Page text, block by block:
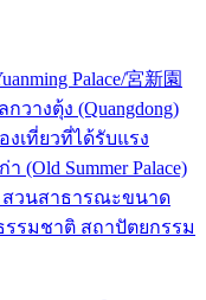
Palace/宮新園
วางตุ้ง (Quangdong)
เที่ยวที่ได้รับแรง
(Old Summer Palace)
สวนสาธารณะขนาด
รมชาติ สถาปัตยกรรม